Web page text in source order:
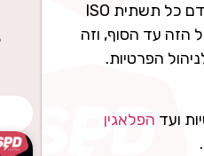
וכאן חוזר הפער בין השוק לבינינו. הסמכת ISO 27701 היא נדירה בנוף חברות האחסון בישראל היא דורשת קודם כל תשתית ISO
הזה עד הסוף, וזה
הפרטיות.
הפלאגין